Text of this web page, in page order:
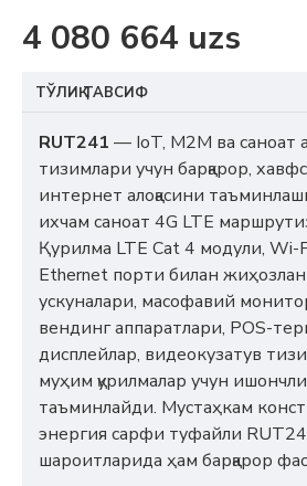
4 080 664 uzs
ТЎЛИҚ ТАВСИФ
RUT241 — IoT, M2M ва саноат
тизимлари учун барқарор,
интернет алоқасини
ихчам саноат 4G LTE
Қурилма LTE Cat 4 модули, Wi-
Ethernet порти билан
ускуналари, масофавий
вендинг аппаратлари, POS-
дисплейлар, видеокузатув
муҳим қурилмалар учун
таъминлайди. Мустаҳкам
энергия сарфи туфайли
шароитларида ҳам барқарор